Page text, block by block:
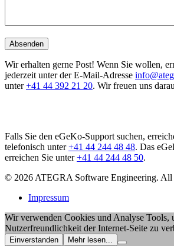
Wir erhalten gerne Post! Wenn Sie wollen,
jederzeit unter der E-Mail-Adresse
unter+41 44 392 21 20. Wir freuen uns
Falls Sie den eGeKo-Support suchen,
telefonisch unter+41 44 244 48 48. Das
erreichen Sie unter+41 44 244 48 50.
© 2026 ATEGRA Software Engineering. All
Impressum
Wir verwenden Cookies und Analyse Tools,
Nutzerfreundlichkeit der Internet-Seite zu
Einverstanden Mehr lesen...